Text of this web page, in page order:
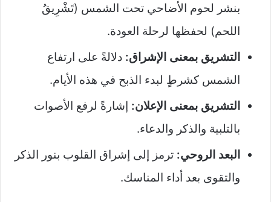
بنشر لحوم الأضاحي تحت الشمس (تَشْرِيقُ
اللحم) لحفظها لرحلة العودة.
التشريق بمعنى الإشراق: دلالةً على ارتفاع
الشمس كشرطٍ لبدء الذبح في هذه الأيام.
التشريق بمعنى الإعلان: إشارةً لرفع الأصوات
بالتلبية والذكر والدعاء.
البعد الروحي: ترمز إلى إشراق القلوب بنور الذكر
والتقوى بعد أداء المناسك.